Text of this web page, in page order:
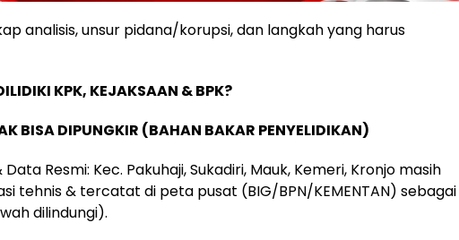
analisis, unsur pidana/korupsi, dan langkah yang harus
KPK, KEJAKSAAN & BPK?
BISA DIPUNGKIR (BAHAN BAKAR PENYELIDIKAN)
Resmi: Kec. Pakuhaji, Sukadiri, Mauk, Kemeri, Kronjo masih
tehnis & tercatat di peta pusat (BIG/BPN/KEMENTAN) sebagai
dilindungi).